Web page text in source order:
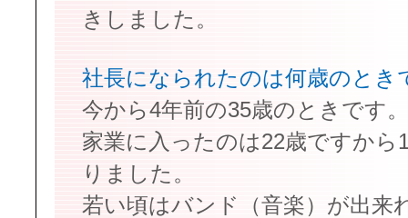
きしました。
社長になられたのは何歳のとき
今から4年前の35歳のときです。
家業に入ったのは22歳ですから
りました。
若い頃はバンド（音楽）が出来